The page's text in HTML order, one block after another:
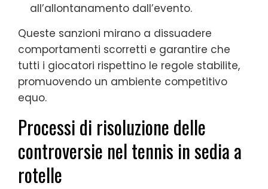
all’allontanamento dall’evento.
Queste sanzioni mirano a dissuadere
comportamenti scorretti e garantire che
tutti i giocatori rispettino le regole stabilite,
promuovendo un ambiente competitivo
equo.
Processi di risoluzione delle
controversie nel tennis in sedia a
rotelle